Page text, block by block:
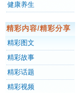
健康养生
精彩内容/精彩分享
精彩图文
精彩故事
精彩话题
精彩视频